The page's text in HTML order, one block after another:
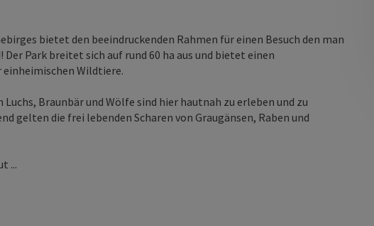
bietet den beeindruckenden Rahmen für einen Besuch den man
Park breitet sich auf rund 60 ha aus und bietet einen
Wildtiere.
Braunbär und Wölfe sind hier hautnah zu erleben und zu
gelten die frei lebenden Scharen von Graugänsen, Raben und
...